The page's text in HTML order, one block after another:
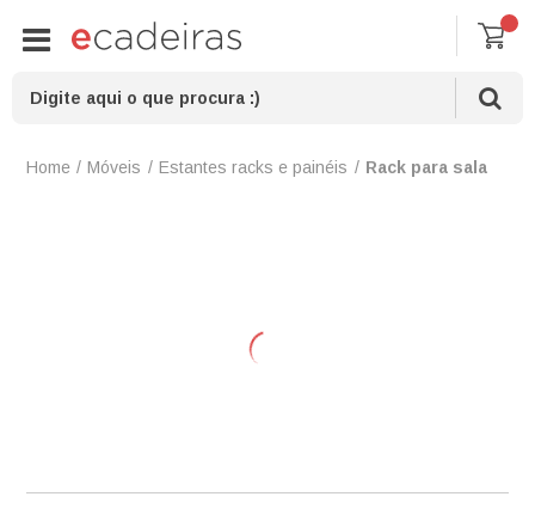
Móveis Estantes racks e painéis Rack para sala